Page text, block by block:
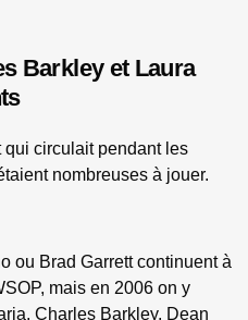
Barkley et Laura
qui circulait pendant les
nombreuses à jouer.
ou Brad Garrett continuent à
mais en 2006 on y
Charles Barkley, Dean